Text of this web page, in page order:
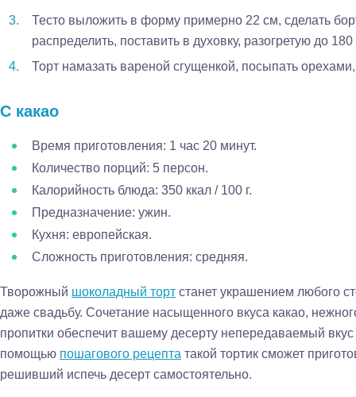
Тесто выложить в форму примерно 22 см, сделать
распределить, поставить в духовку, разогретую до
Торт намазать вареной сгущенкой, посыпать
С какао
Время приготовления: 1 час 20 минут.
Количество порций: 5 персон.
Калорийность блюда: 350 ккал / 100 г.
Предназначение: ужин.
Кухня: европейская.
Сложность приготовления: средняя.
Творожный шоколадный торт станет украшением любого
даже свадьбу. Сочетание насыщенного вкуса какао,
пропитки обеспечит вашему десерту непередаваемый
помощью пошагового рецепта такой тортик сможет
решивший испечь десерт самостоятельно.